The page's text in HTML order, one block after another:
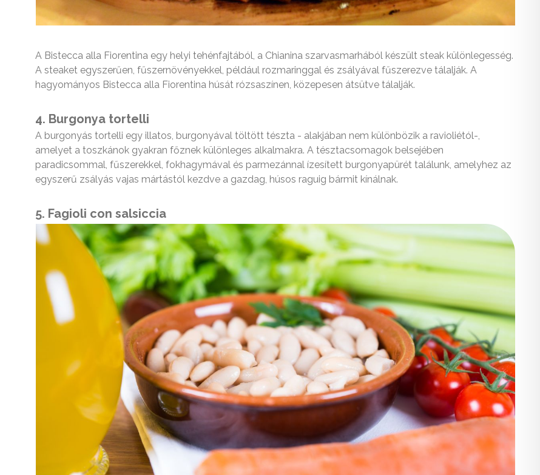
A Bistecca alla Fiorentina egy helyi tehénfajtából, a Chianina szarvasmarhából készült steak különlegesség.
A steaket egyszerűen, fűszernövényekkel, például rozmaringgal és zsályával fűszerezve tálalják. A
hagyományos Bistecca alla Fiorentina húsát rózsaszínen, közepesen átsütve tálalják.
4. Burgonya tortelli
A burgonyás tortelli egy illatos, burgonyával töltött tészta - alakjában nem különbözik a ravioliétól-,
amelyet a toszkánok gyakran főznek különleges alkalmakra. A tésztacsomagok belsejében
paradicsommal, fűszerekkel, fokhagymával és parmezánnal ízesített burgonyapürét találunk, amelyhez az
egyszerű zsályás vajas mártástól kezdve a gazdag, húsos raguig bármit kínálnak.
5. Fagioli con salsiccia